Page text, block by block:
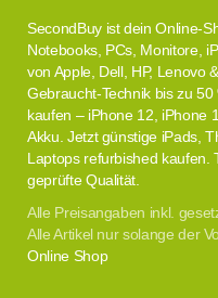
SecondBuy ist dein Online-
Notebooks, PCs, Monitore,
von Apple, Dell, HP, Lenovo
Gebraucht-Technik bis zu
kaufen – iPhone 12, iPhone
Akku. Jetzt günstige iPads,
Laptops refurbished kaufen.
geprüfte Qualität.
Alle Preisangaben inkl.
Alle Artikel nur solange der
Online Shop